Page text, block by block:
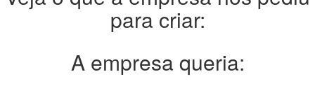
para criar:
A empresa queria: